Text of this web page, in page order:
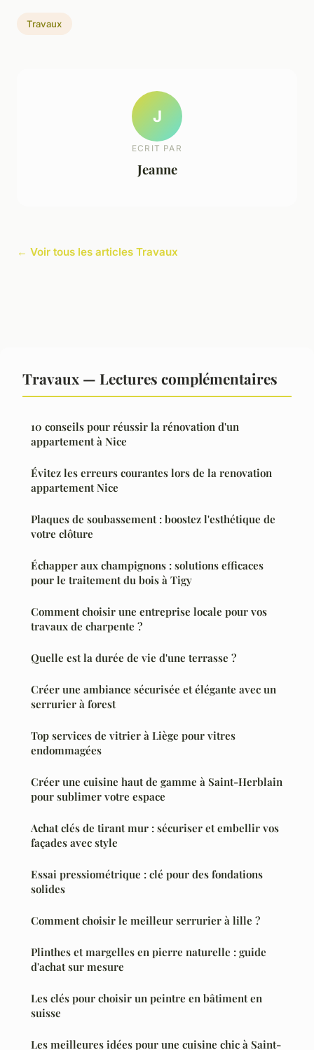
Travaux
J
ECRIT PAR
Jeanne
← Voir tous les articles Travaux
Travaux — Lectures complémentaires
10 conseils pour réussir la rénovation d'un
appartement à Nice
Évitez les erreurs courantes lors de la renovation
appartement Nice
Plaques de soubassement : boostez l'esthétique de
votre clôture
Échapper aux champignons : solutions efficaces
pour le traitement du bois à Tigy
Comment choisir une entreprise locale pour vos
travaux de charpente ?
Quelle est la durée de vie d'une terrasse ?
Créer une ambiance sécurisée et élégante avec un
serrurier à forest
Top services de vitrier à Liège pour vitres
endommagées
Créer une cuisine haut de gamme à Saint-Herblain
pour sublimer votre espace
Achat clés de tirant mur : sécuriser et embellir vos
façades avec style
Essai pressiométrique : clé pour des fondations
solides
Comment choisir le meilleur serrurier à lille ?
Plinthes et margelles en pierre naturelle : guide
d'achat sur mesure
Les clés pour choisir un peintre en bâtiment en
suisse
Les meilleures idées pour une cuisine chic à Saint-